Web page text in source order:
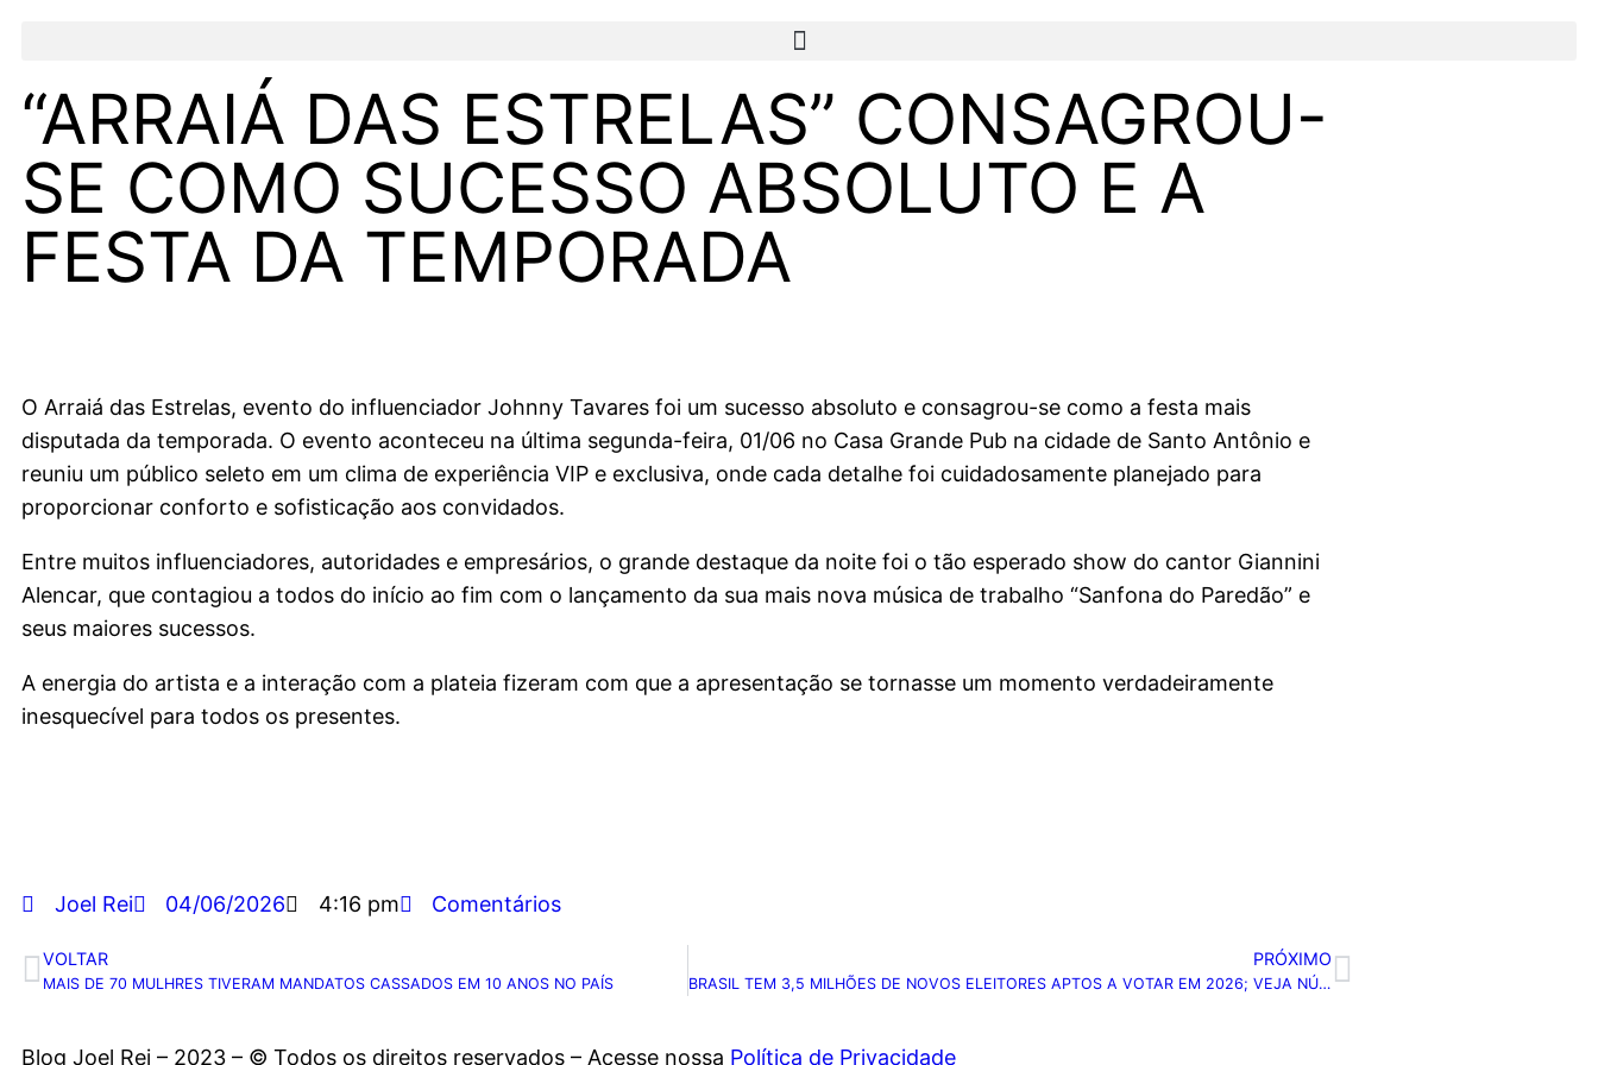
“ARRAIÁ DAS ESTRELAS” CONSAGROU-
SE COMO SUCESSO ABSOLUTO E A
FESTA DA TEMPORADA
O Arraiá das Estrelas, evento do influenciador Johnny Tavares foi um sucesso absoluto e consagrou-se como a festa mais
disputada da temporada. O evento aconteceu na última segunda-feira, 01/06 no Casa Grande Pub na cidade de Santo Antônio e
reuniu um público seleto em um clima de experiência VIP e exclusiva, onde cada detalhe foi cuidadosamente planejado para
proporcionar conforto e sofisticação aos convidados.
Entre muitos influenciadores, autoridades e empresários, o grande destaque da noite foi o tão esperado show do cantor Giannini
Alencar, que contagiou a todos do início ao fim com o lançamento da sua mais nova música de trabalho “Sanfona do Paredão” e
seus maiores sucessos.
A energia do artista e a interação com a plateia fizeram com que a apresentação se tornasse um momento verdadeiramente
inesquecível para todos os presentes.
Joel Rei 04/06/2026 4:16 pm Comentários
VOLTAR
MAIS DE 70 MULHRES TIVERAM MANDATOS CASSADOS EM 10 ANOS NO PAÍS
PRÓXIMO
BRASIL TEM 3,5 MILHÕES DE NOVOS ELEITORES APTOS A VOTAR EM 2026; VEJA NÚMEROS POR REGIÃO
Blog Joel Rei – 2023 – © Todos os direitos reservados – Acesse nossa Política de Privacidade